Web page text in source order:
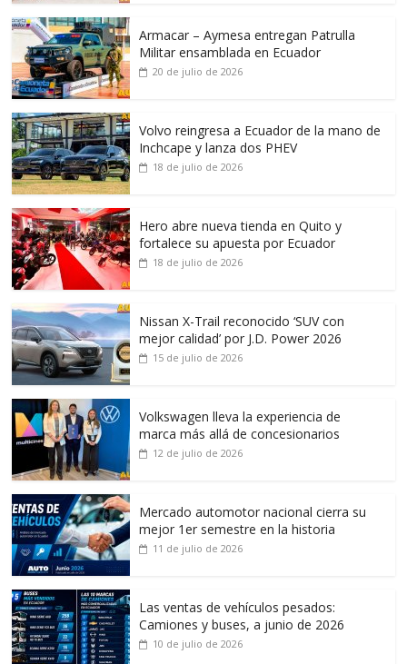
Armacar – Aymesa entregan Patrulla
Militar ensamblada en Ecuador
20 de julio de 2026
Volvo reingresa a Ecuador de la mano de
Inchcape y lanza dos PHEV
18 de julio de 2026
Hero abre nueva tienda en Quito y
fortalece su apuesta por Ecuador
18 de julio de 2026
Nissan X-Trail reconocido ‘SUV con
mejor calidad’ por J.D. Power 2026
15 de julio de 2026
Volkswagen lleva la experiencia de
marca más allá de concesionarios
12 de julio de 2026
Mercado automotor nacional cierra su
mejor 1er semestre en la historia
11 de julio de 2026
Las ventas de vehículos pesados:
Camiones y buses, a junio de 2026
10 de julio de 2026